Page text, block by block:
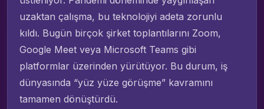
uzaktan çalışma, bu teknolojiyi adeta zorunlu
kıldı. Bugün birçok şirket toplantılarını Zoom,
Google Meet veya Microsoft Teams gibi
platformlar üzerinden yürütüyor. Bu durum, iş
dünyasında “yüz yüze görüşme” kavramını
tamamen dönüştürdü.